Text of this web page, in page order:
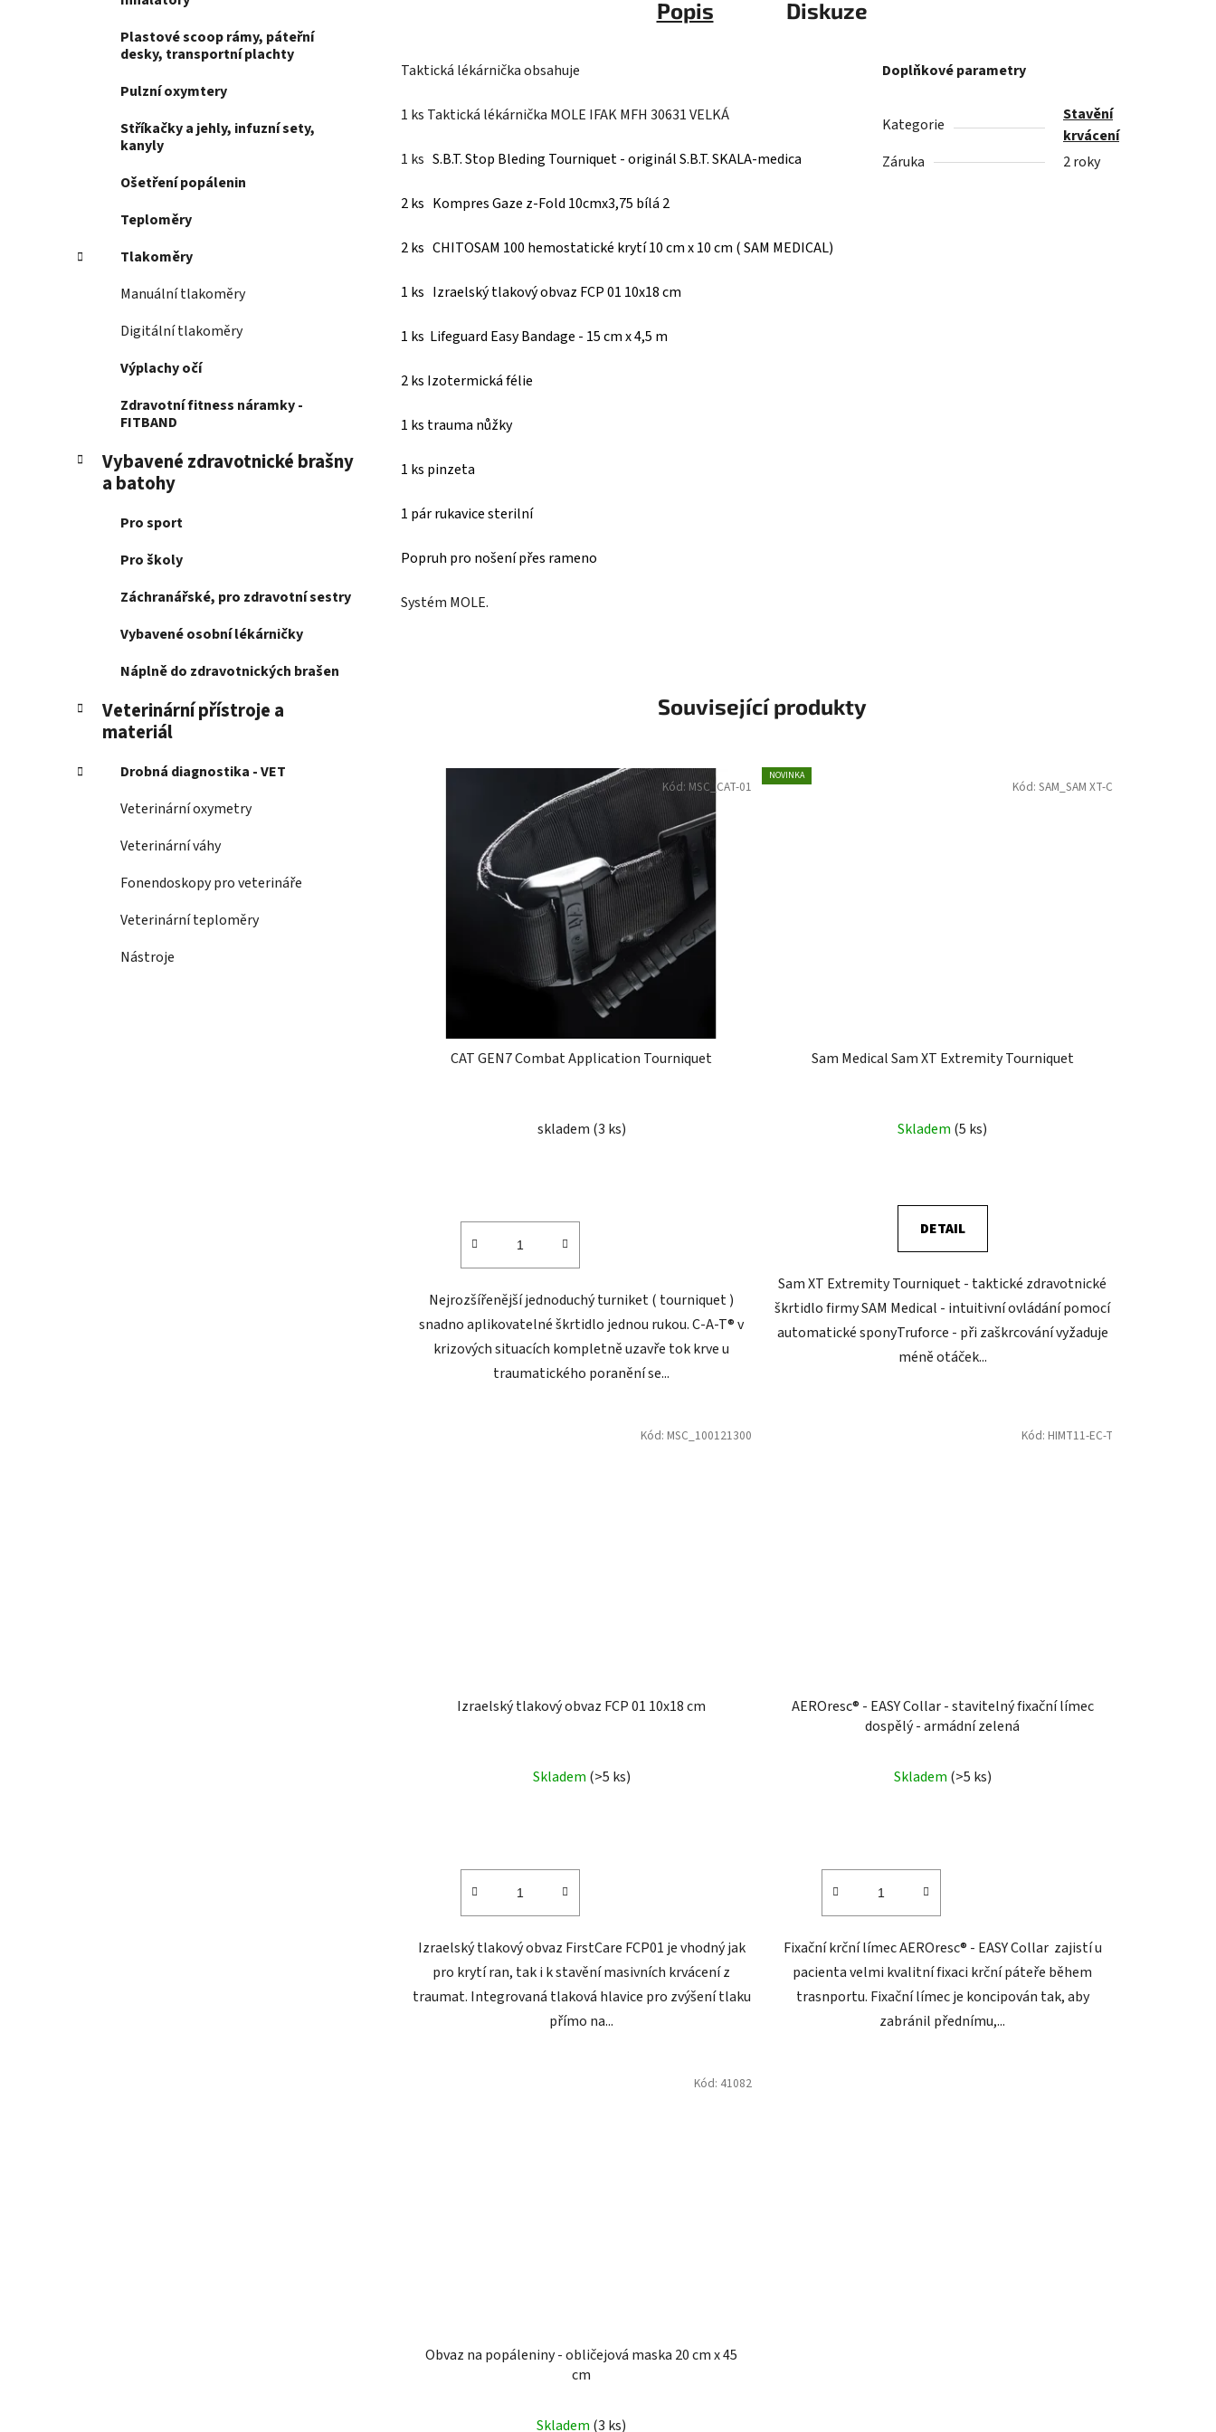
Plastové scoop rámy, páteřní
desky, transportní plachty
Pulzní oxymtery
Stříkačky a jehly, infuzní sety,
kanyly
Ošetření popálenin
Teploměry
Tlakoměry
Manuální tlakoměry
Digitální tlakoměry
Výplachy očí
Zdravotní fitness náramky -
FITBAND
Vybavené zdravotnické brašny
a batohy
Pro sport
Pro školy
Záchranářské, pro zdravotní sestry
Vybavené osobní lékárničky
Náplně do zdravotnických brašen
Veterinární přístroje a
materiál
Drobná diagnostika - VET
Veterinární oxymetry
Veterinární váhy
Fonendoskopy pro veterináře
Veterinární teploměry
Nástroje
Popis Diskuze
Taktická lékárnička obsahuje
1 ks Taktická lékárnička MOLE IFAK MFH 30631 VELKÁ
1 ks S.B.T. Stop Bleding Tourniquet - originál S.B.T. SKALA-medica
2 ks Kompres Gaze z-Fold 10cmx3,75 bílá 2
2 ks CHITOSAM 100 hemostatické krytí 10 cm x 10 cm ( SAM MEDICAL)
1 ks Izraelský tlakový obvaz FCP 01 10x18 cm
1 ks Lifeguard Easy Bandage - 15 cm x 4,5 m
2 ks Izotermická félie
1 ks trauma nůžky
1 ks pinzeta
1 pár rukavice sterilní
Popruh pro nošení přes rameno
Systém MOLE.
Doplňkové parametry
Kategorie
Stavění
krvácení
Záruka
2 roky
Související produkty
CAT GEN7 Combat Application Tourniquet
skladem (3 ks)
Nejrozšířenější jednoduchý turniket ( tourniquet )
snadno aplikovatelné škrtidlo jednou rukou. C-A-T® v
krizových situacích kompletně uzavře tok krve u
traumatického poranění se...
Kód: MSC_CAT-01
NOVINKA
Sam Medical Sam XT Extremity Tourniquet
Skladem (5 ks)
DETAIL
Sam XT Extremity Tourniquet - taktické zdravotnické
škrtidlo firmy SAM Medical - intuitivní ovládání pomocí
automatické sponyTruforce - při zaškrcování vyžaduje
méně otáček...
Kód: SAM_SAM XT-C
Izraelský tlakový obvaz FCP 01 10x18 cm
Skladem (>5 ks)
Izraelský tlakový obvaz FirstCare FCP01 je vhodný jak
pro krytí ran, tak i k stavění masivních krvácení z
traumat. Integrovaná tlaková hlavice pro zvýšení tlaku
přímo na...
Kód: MSC_100121300
AEROresc® - EASY Collar - stavitelný fixační límec
dospělý - armádní zelená
Skladem (>5 ks)
Fixační krční límec AEROresc® - EASY Collar zajistí u
pacienta velmi kvalitní fixaci krční páteře během
trasnportu. Fixační límec je koncipován tak, aby
zabránil přednímu,...
Kód: HIMT11-EC-T
Obvaz na popáleniny - obličejová maska 20 cm x 45
cm
Skladem (3 ks)
Kód: 41082